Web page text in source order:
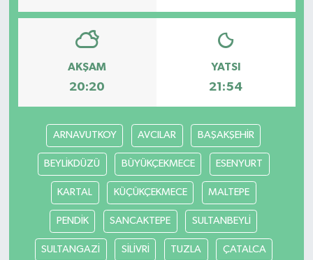
AKŞAM
20:20
YATSI
21:54
ARNAVUTKOY AVCILAR BAŞAKŞEHİR
BEYLİKDÜZÜ BÜYÜKÇEKMECE ESENYURT
KARTAL KÜÇÜKÇEKMECE MALTEPE
PENDİK SANCAKTEPE SULTANBEYLİ
SULTANGAZİ SİLİVRİ TUZLA ÇATALCA